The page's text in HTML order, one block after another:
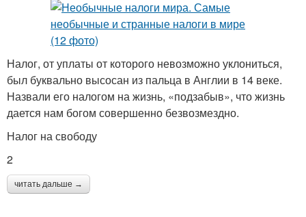
Налог, от уплаты от которого невозможно уклониться,
был буквально высосан из пальца в Англии в 14 веке.
Назвали его налогом на жизнь, «подзабыв», что жизнь
дается нам богом совершенно безвозмездно.
Налог на свободу
2
читать дальше →